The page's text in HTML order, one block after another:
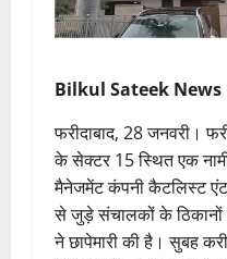
Bilkul Sateek News
फरीदाबाद, 28 जनवरी।
के सेक्टर 15 स्थित एक
मैनेजमेंट कंपनी कैटलिस्ट
से जुड़े संचालकों के ठिकानों
ने छापेमारी की है। सुबह